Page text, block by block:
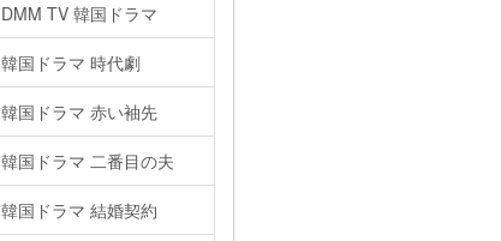
DMM TV 韓国ドラマ
韓国ドラマ 時代劇
韓国ドラマ 赤い袖先
韓国ドラマ 二番目の夫
韓国ドラマ 結婚契約